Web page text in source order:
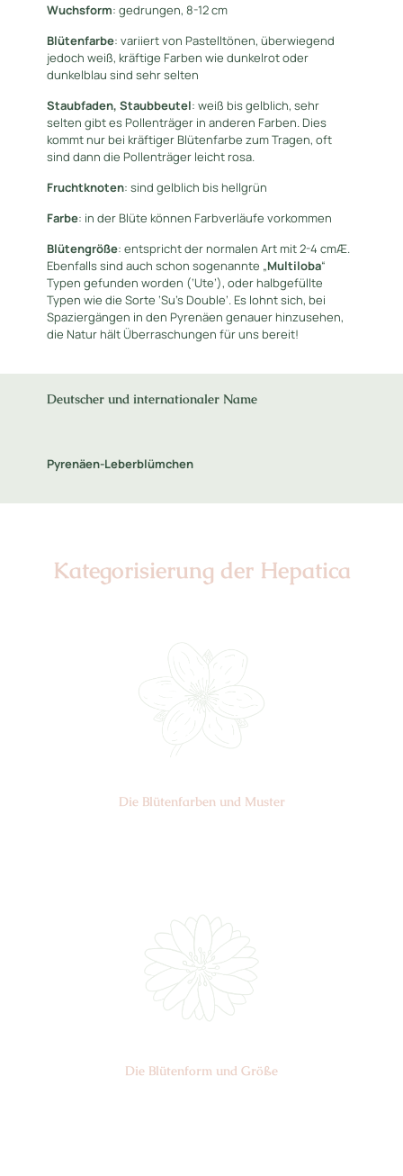
Wuchsform: gedrungen, 8-12 cm
Blütenfarbe: variiert von Pastelltönen, überwiegend
jedoch weiß, kräftige Farben wie dunkelrot oder
dunkelblau sind sehr selten
Staubfaden, Staubbeutel: weiß bis gelblich, sehr
selten gibt es Pollenträger in anderen Farben. Dies
kommt nur bei kräftiger Blütenfarbe zum Tragen, oft
sind dann die Pollenträger leicht rosa.
Fruchtknoten: sind gelblich bis hellgrün
Farbe: in der Blüte können Farbverläufe vorkommen
Blütengröße: entspricht der normalen Art mit 2-4 cmÆ.
Ebenfalls sind auch schon sogenannte „Multiloba“
Typen gefunden worden (‘Ute’), oder halbgefüllte
Typen wie die Sorte ‘Su’s Double’. Es lohnt sich, bei
Spaziergängen in den Pyrenäen genauer hinzusehen,
die Natur hält Überraschungen für uns bereit!
Deutscher und internationaler Name
Pyrenäen-Leberblümchen
Kategorisierung der Hepatica
Die Blüten­farben und Muster
Die Blüten­form und Größe